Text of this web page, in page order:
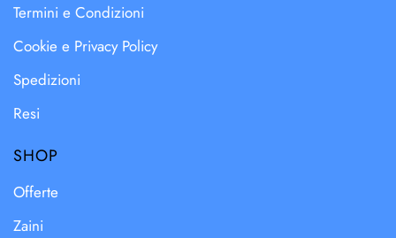
Termini e Condizioni
Cookie e Privacy Policy
Spedizioni
Resi
SHOP
Offerte
Zaini